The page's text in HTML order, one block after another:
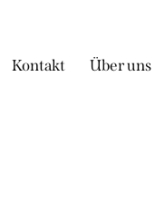
Kontakt Über uns